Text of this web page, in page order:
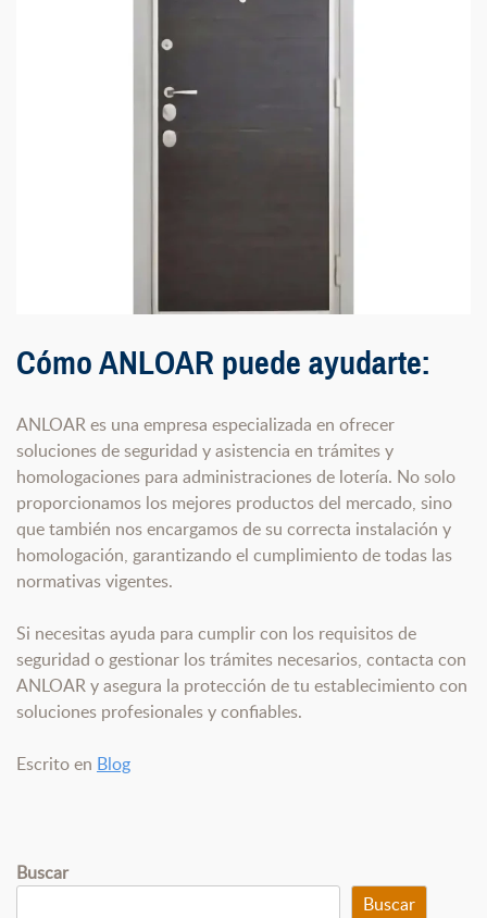
Cómo ANLOAR puede ayudarte:
ANLOAR es una empresa especializada en ofrecer
soluciones de seguridad y asistencia en trámites y
homologaciones para administraciones de lotería. No solo
proporcionamos los mejores productos del mercado, sino
que también nos encargamos de su correcta instalación y
homologación, garantizando el cumplimiento de todas las
normativas vigentes.
Si necesitas ayuda para cumplir con los requisitos de
seguridad o gestionar los trámites necesarios, contacta con
ANLOAR y asegura la protección de tu establecimiento con
soluciones profesionales y confiables.
Escrito en Blog
Buscar
Buscar